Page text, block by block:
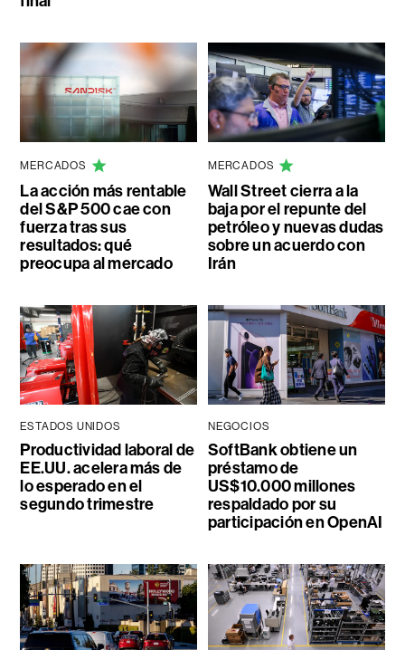
MERCADOS
La acción más rentable
del S&P 500 cae con
fuerza tras sus
resultados: qué
preocupa al mercado
MERCADOS
Wall Street cierra a la
baja por el repunte del
petróleo y nuevas dudas
sobre un acuerdo con
Irán
ESTADOS UNIDOS
Productividad laboral de
EE.UU. acelera más de
lo esperado en el
segundo trimestre
NEGOCIOS
SoftBank obtiene un
préstamo de
US$10.000 millones
respaldado por su
participación en OpenAI